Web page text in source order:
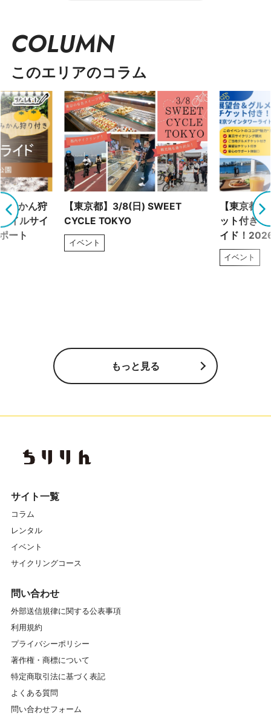
COLUMN
このエリアのコラム
みかん狩
イルサイ
ート
【東京都】3/8(日) SWEET
CYCLE TOKYO
イベント
【東京都
ット付き
イド！
イベント
もっと見る
サイト一覧
コラム
レンタル
イベント
サイクリングコース
問い合わせ
外部送信規律に関する公表事項
利用規約
プライバシーポリシー
著作権・商標について
特定商取引法に基づく表記
よくある質問
問い合わせフォーム